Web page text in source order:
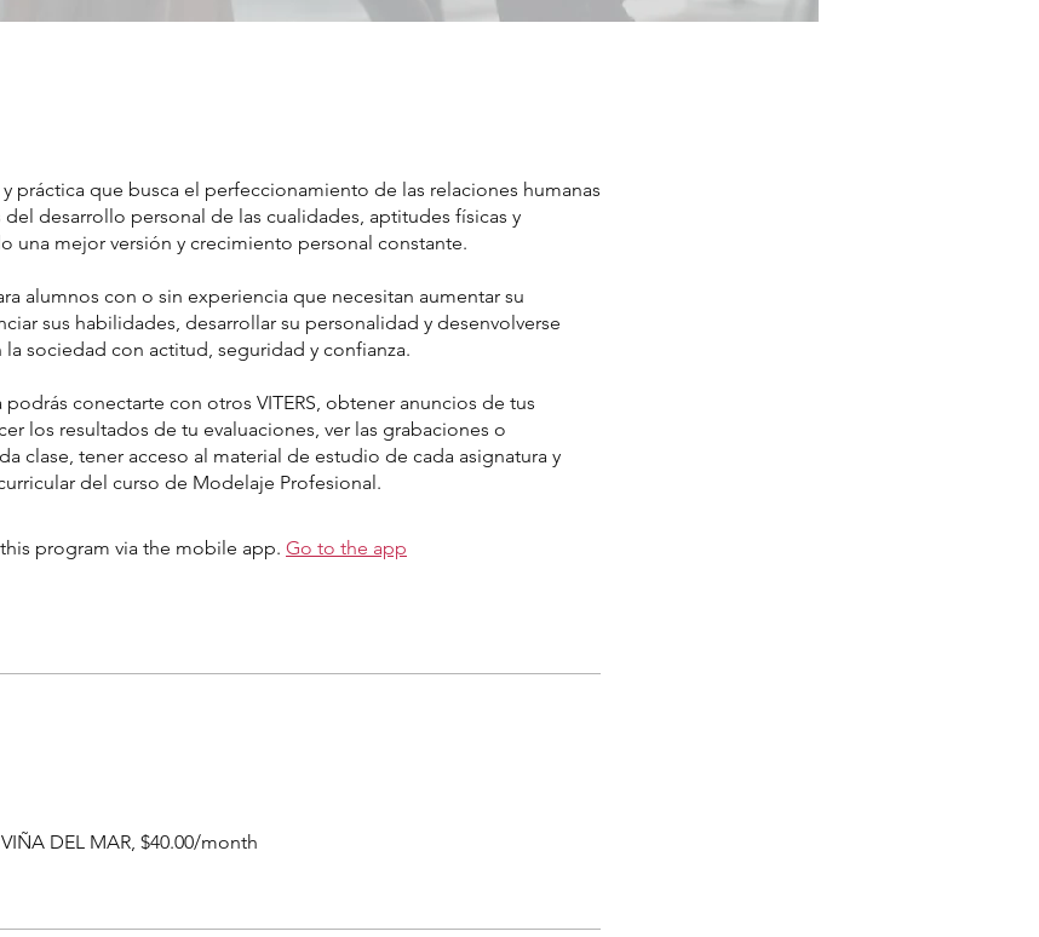
práctica que busca el perfeccionamiento de las relaciones humanas
del desarrollo personal de las cualidades, aptitudes físicas y
una mejor versión y crecimiento personal constante.
alumnos con o sin experiencia que necesitan aumentar su
sus habilidades, desarrollar su personalidad y desenvolverse
sociedad con actitud, seguridad y confianza.
podrás conectarte con otros VITERS, obtener anuncios de tus
los resultados de tu evaluaciones, ver las grabaciones o
clase, tener acceso al material de estudio de cada asignatura y
del curso de Modelaje Profesional.
program via the mobile app. Go to the app
DEL MAR, $40.00/month